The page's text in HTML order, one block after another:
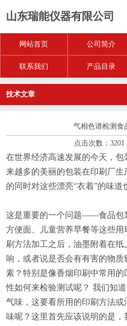
山东瑞能仪器有限公司
网站首页 公司简介
联系我们 产品目录
技术文章
气相色谱检测食
点击次数：3201
在世界经济高速发展的今天，
来越多的美丽的包装在印刷厂
的同时对这些漂亮“衣着”的味道
这是重要的一个问题——食品包
方便面、儿童营养早餐等这些
刷方法加工之后，油墨附着在
响，或者说是否会有有害的物
素？特别是像香烟印刷中常用
性如何来检验测试呢？ 我们知
气味，这要看所用的印刷方法
味呢？这里首先应该说明的是